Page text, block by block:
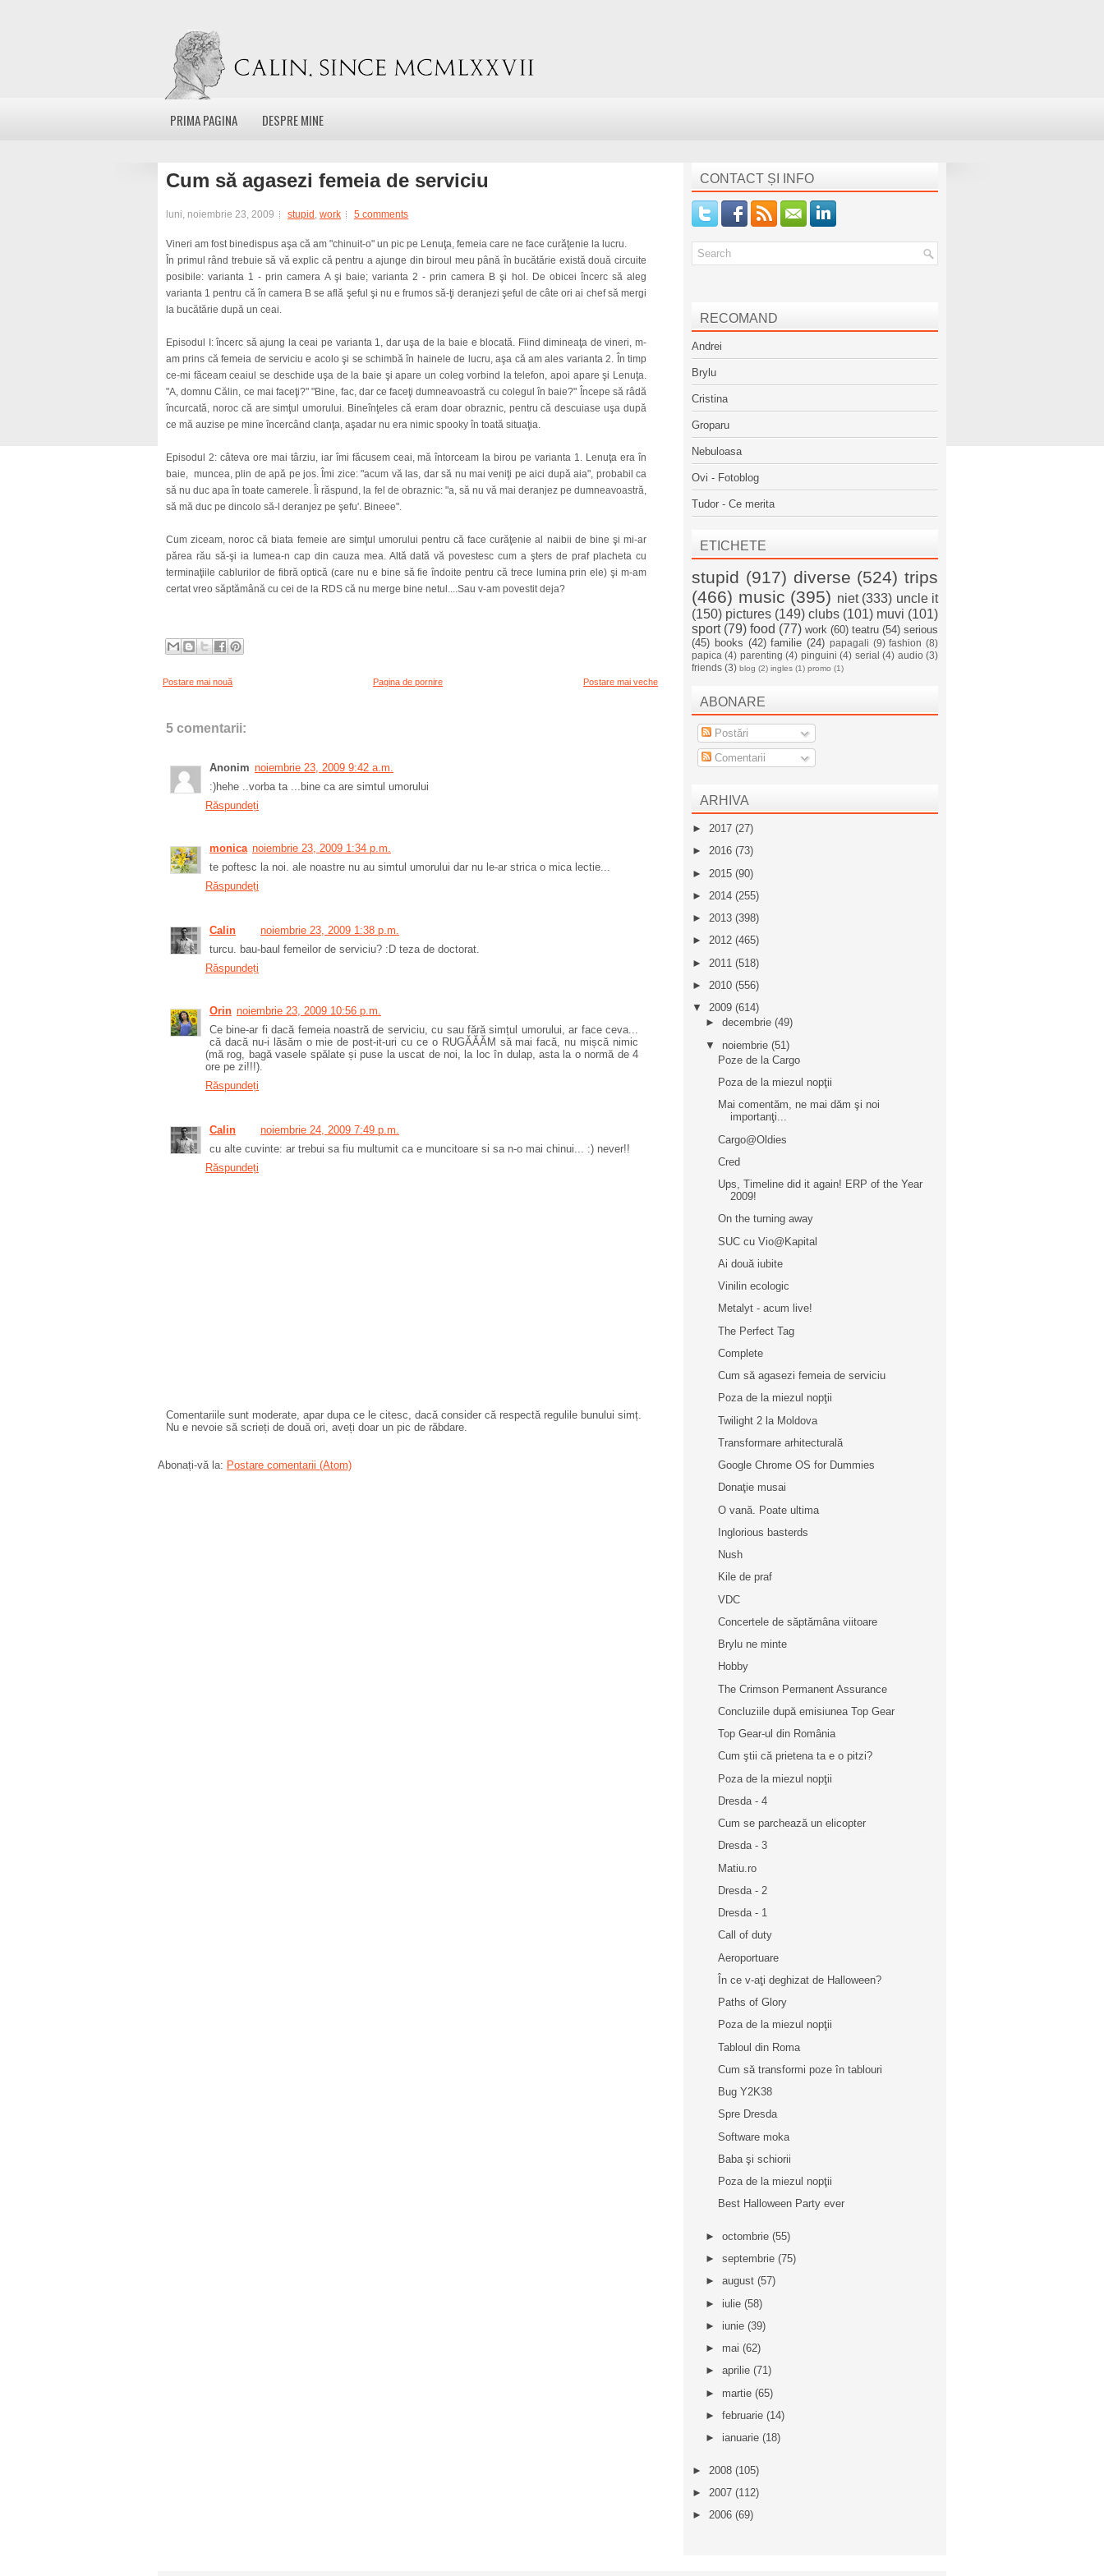
PRIMA PAGINA DESPRE MINE
Cum să agasezi femeia de serviciu
luni, noiembrie 23, 2009 stupid , work 5 comments
Vineri am fost binedispus aşa că am "chinuit-o" un pic pe Lenuţa, femeia care ne face curăţenie la lucru.
În primul rând trebuie să vă explic că pentru a ajunge din biroul meu până în bucătărie există două circuite
posibile: varianta 1 - prin camera A şi baie; varianta 2 - prin camera B şi hol. De obicei încerc să aleg
varianta 1 pentru că în camera B se află şeful şi nu e frumos să-ţi deranjezi şeful de câte ori ai chef să mergi
la bucătărie după un ceai.
Episodul I: încerc să ajung la ceai pe varianta 1, dar uşa de la baie e blocată. Fiind dimineaţa de vineri, m-
am prins că femeia de serviciu e acolo şi se schimbă în hainele de lucru, aşa că am ales varianta 2. În timp
ce-mi făceam ceaiul se deschide uşa de la baie şi apare un coleg vorbind la telefon, apoi apare şi Lenuţa.
"A, domnu Călin, ce mai faceţi?" "Bine, fac, dar ce faceţi dumneavoastră cu colegul în baie?" Începe să râdă
încurcată, noroc că are simţul umorului. Bineînţeles că eram doar obraznic, pentru că descuiase uşa după
ce mă auzise pe mine încercând clanţa, aşadar nu era nimic spooky în toată situaţia.
Episodul 2: câteva ore mai târziu, iar îmi făcusem ceai, mă întorceam la birou pe varianta 1. Lenuţa era în
baie, muncea, plin de apă pe jos. Îmi zice: "acum vă las, dar să nu mai veniţi pe aici după aia", probabil ca
să nu duc apa în toate camerele. Îi răspund, la fel de obraznic: "a, să nu vă mai deranjez pe dumneavoastră,
să mă duc pe dincolo să-l deranjez pe şefu'. Bineee".
Cum ziceam, noroc că biata femeie are simţul umorului pentru că face curăţenie al naibii de bine şi mi-ar
părea rău să-şi ia lumea-n cap din cauza mea. Altă dată vă povestesc cum a şters de praf placheta cu
terminaţiile cablurilor de fibră optică (care nu e bine să fie îndoite pentru că trece lumina prin ele) şi m-am
certat vreo săptămână cu cei de la RDS că nu merge bine netul....Sau v-am povestit deja?
Postare mai nouă Postare mai veche
Pagina de pornire
5 comentarii:
Anonim noiembrie 23, 2009 9:42 a.m.
:)hehe ..vorba ta ...bine ca are simtul umorului
Răspundeți
monica noiembrie 23, 2009 1:34 p.m.
te poftesc la noi. ale noastre nu au simtul umorului dar nu le-ar strica o mica lectie...
Răspundeți
Calin
noiembrie 23, 2009 1:38 p.m.
turcu. bau-baul femeilor de serviciu? :D teza de doctorat.
Răspundeți
Orin noiembrie 23, 2009 10:56 p.m.
Ce bine-ar fi dacă femeia noastră de serviciu, cu sau fără simțul umorului, ar face ceva...
că dacă nu-i lăsăm o mie de post-it-uri cu ce o RUGĂĂĂM să mai facă, nu mișcă nimic
(mă rog, bagă vasele spălate și puse la uscat de noi, la loc în dulap, asta la o normă de 4
ore pe zi!!!).
Răspundeți
Calin
noiembrie 24, 2009 7:49 p.m.
cu alte cuvinte: ar trebui sa fiu multumit ca e muncitoare si sa n-o mai chinui... :) never!!
Răspundeți
Comentariile sunt moderate, apar dupa ce le citesc, dacă consider că respectă regulile bunului simț.
Nu e nevoie să scrieți de două ori, aveți doar un pic de răbdare.
Abonați-vă la: Postare comentarii (Atom)
CONTACT ȘI INFO
RECOMAND
Andrei
Brylu
Cristina
Groparu
Nebuloasa
Ovi - Fotoblog
Tudor - Ce merita
ETICHETE
stupid (917) diverse (524) trips
(466) music (395) niet (333) uncle it
(150) pictures (149) clubs (101) muvi (101)
sport (79) food (77) work (60) teatru (54) serious
(45) books (42) familie (24) papagali (9) fashion (8)
papica (4) parenting (4) pinguini (4) serial (4) audio (3)
friends (3) blog (2) ingles (1) promo (1)
ABONARE
Postări
Comentarii
ARHIVA
► 2017 (27)
► 2016 (73)
► 2015 (90)
► 2014 (255)
► 2013 (398)
► 2012 (465)
► 2011 (518)
► 2010 (556)
▼ 2009 (614)
► decembrie (49)
▼ noiembrie (51)
Poze de la Cargo
Poza de la miezul nopţii
Mai comentăm, ne mai dăm şi noi
importanţi...
Cargo@Oldies
Cred
Ups, Timeline did it again! ERP of the Year
2009!
On the turning away
SUC cu Vio@Kapital
Ai două iubite
Vinilin ecologic
Metalyt - acum live!
The Perfect Tag
Complete
Cum să agasezi femeia de serviciu
Poza de la miezul nopţii
Twilight 2 la Moldova
Transformare arhitecturală
Google Chrome OS for Dummies
Donaţie musai
O vană. Poate ultima
Inglorious basterds
Nush
Kile de praf
VDC
Concertele de săptămâna viitoare
Brylu ne minte
Hobby
The Crimson Permanent Assurance
Concluziile după emisiunea Top Gear
Top Gear-ul din România
Cum ştii că prietena ta e o pitzi?
Poza de la miezul nopţii
Dresda - 4
Cum se parchează un elicopter
Dresda - 3
Matiu.ro
Dresda - 2
Dresda - 1
Call of duty
Aeroportuare
În ce v-aţi deghizat de Halloween?
Paths of Glory
Poza de la miezul nopţii
Tabloul din Roma
Cum să transformi poze în tablouri
Bug Y2K38
Spre Dresda
Software moka
Baba şi schiorii
Poza de la miezul nopţii
Best Halloween Party ever
► octombrie (55)
► septembrie (75)
► august (57)
► iulie (58)
► iunie (39)
► mai (62)
► aprilie (71)
► martie (65)
► februarie (14)
► ianuarie (18)
► 2008 (105)
► 2007 (112)
► 2006 (69)